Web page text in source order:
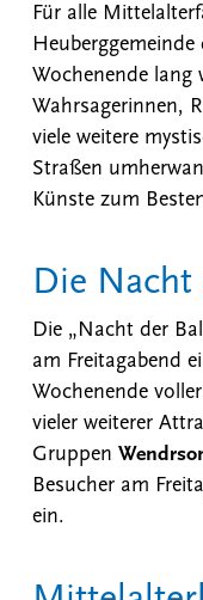
Für alle
Wochenende lang
Wahrsagerinnen,
viele weitere
Straßen
Künste zum
Die Nacht
Die „Nacht der
am Freitagabend
Wochenende
vieler weiterer
Gruppen
Besucher am
ein.